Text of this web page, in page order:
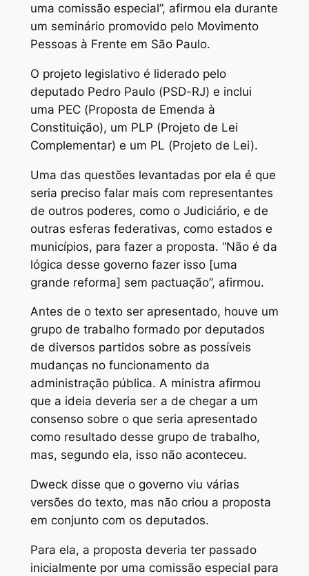
uma comissão especial”, afirmou ela durante
um seminário promovido pelo Movimento
Pessoas à Frente em São Paulo.
O projeto legislativo é liderado pelo
deputado Pedro Paulo (PSD-RJ) e inclui
uma PEC (Proposta de Emenda à
Constituição), um PLP (Projeto de Lei
Complementar) e um PL (Projeto de Lei).
Uma das questões levantadas por ela é que
seria preciso falar mais com representantes
de outros poderes, como o Judiciário, e de
outras esferas federativas, como estados e
municípios, para fazer a proposta. “Não é da
lógica desse governo fazer isso [uma
grande reforma] sem pactuação”, afirmou.
Antes de o texto ser apresentado, houve um
grupo de trabalho formado por deputados
de diversos partidos sobre as possíveis
mudanças no funcionamento da
administração pública. A ministra afirmou
que a ideia deveria ser a de chegar a um
consenso sobre o que seria apresentado
como resultado desse grupo de trabalho,
mas, segundo ela, isso não aconteceu.
Dweck disse que o governo viu várias
versões do texto, mas não criou a proposta
em conjunto com os deputados.
Para ela, a proposta deveria ter passado
inicialmente por uma comissão especial para